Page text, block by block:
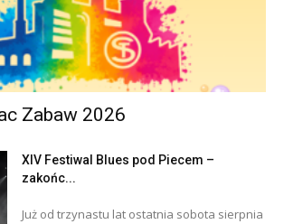
Zabaw 2026
XIV Festiwal Blues pod Piecem –
zakońc...
Już od trzynastu lat ostatnia sobota sierpnia